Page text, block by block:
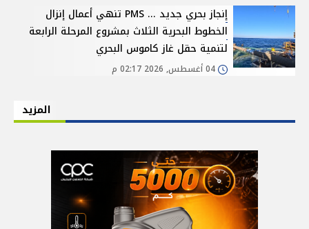
إنجاز بحري جديد ... PMS تنهي أعمال إنزال
الخطوط البحرية الثلاث بمشروع المرحلة الرابعة
لتنمية حقل غاز كاموس البحري
المزيد